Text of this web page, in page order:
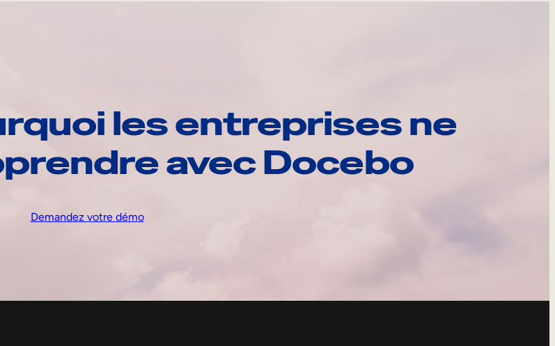
les entreprises ne
avec Docebo
Demandez votre démo